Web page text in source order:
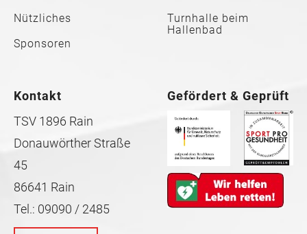
Nützliches
Sponsoren
Turnhalle beim
Hallenbad
Kontakt
TSV 1896 Rain
Donauwörther Straße
45
86641 Rain
Tel.: 09090 / 2485
Gefördert & Geprüft